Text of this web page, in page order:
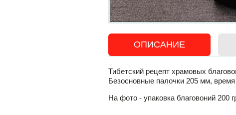
ОПИСАНИЕ
Тибетский рецепт храмовых
Безосновные палочки 205 мм,
На фото - упаковка благовоний 200